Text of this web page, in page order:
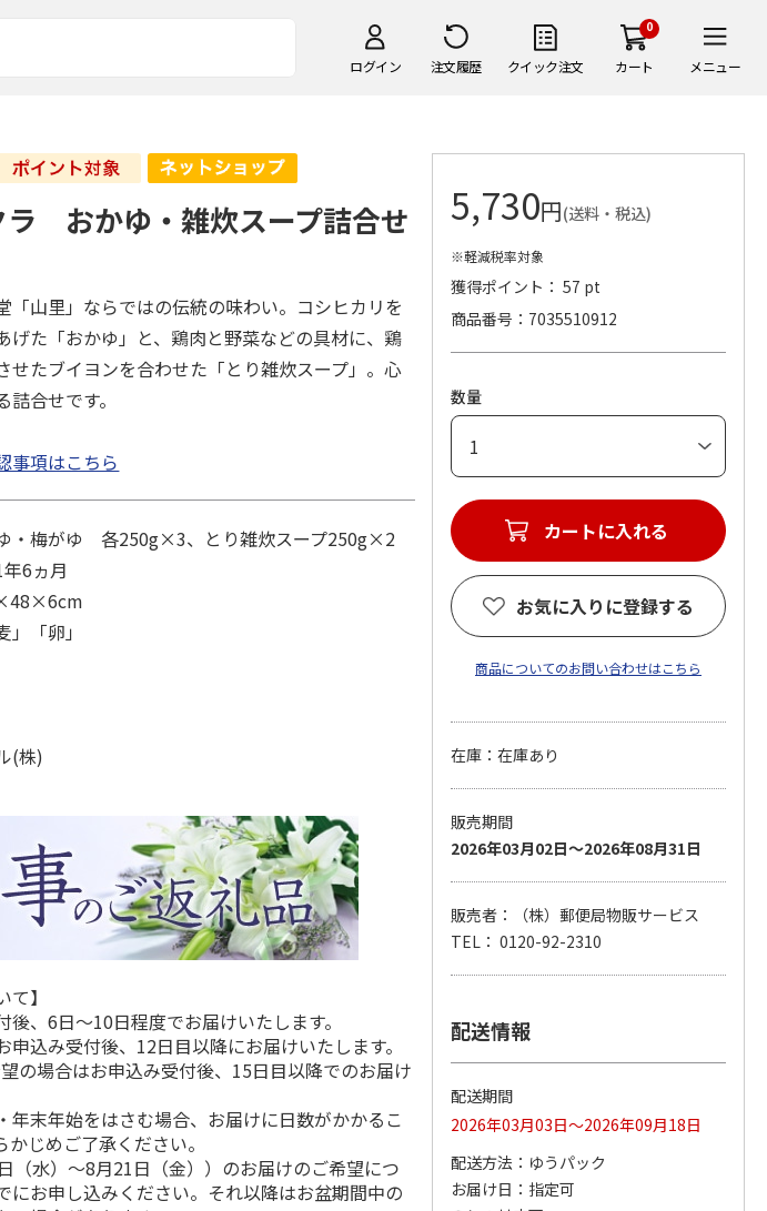
ログイン 注文履歴 クイック注文
0
カート メニュー
市
彩
おせち早割 蟹と肉
オードブルおせち
22,180円
(送料・税込)
おせち早割 札幌市
中央卸売市場発 北
都膳
22,700円
(送料・税込)
＜おせち＞【冷凍】
おせち早割 札幌市
中央卸売市場発 北
20,300円
(送料・税込)
＜おせち＞【冷凍】
中央卸売市場発 北
27,000円
(送料・税込)
もりおせち
ラ おかゆ・雑炊スープ詰合せ
「山里」ならではの伝統の味わい。コシヒカリを
げた「おかゆ」と、鶏肉と野菜などの具材に、鶏
せたブイヨンを合わせた「とり雑炊スープ」。心
合せです。
事項はこちら
・梅がゆ 各250g×3、とり雑炊スープ250g×2
6ヵ月
「卵」
(株)
】
、6日～10日程度でお届けいたします。
込み受付後、12日目以降にお届けいたします。
の場合はお申込み受付後、15日目以降でのお届け
末年始をはさむ場合、お届けに日数がかかるこ
じめご了承ください。
水）～8月21日（金））のお届けのご希望につ
にお申し込みください。それ以降はお盆期間中の
5,730円(送料・税込)
※軽減税率対象
獲得ポイント： 57 pt
商品番号
7035510912
数量
カートに入れる
お気に入りに登録する
商品についてのお問い合わせはこちら
在庫：在庫あり
販売期間
2026年03月02日～2026年08月31日
販売者：（株）郵便局物販サービス
TEL： 0120-92-2310
配送情報
配送期間
2026年03月03日～2026年09月18日
配送方法
ゆうパック
お届け日
指定可